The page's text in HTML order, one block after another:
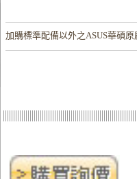
加購標準配備以外之ASUS華碩原